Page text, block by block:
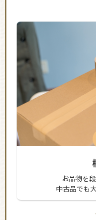
お品物を
中古品でも